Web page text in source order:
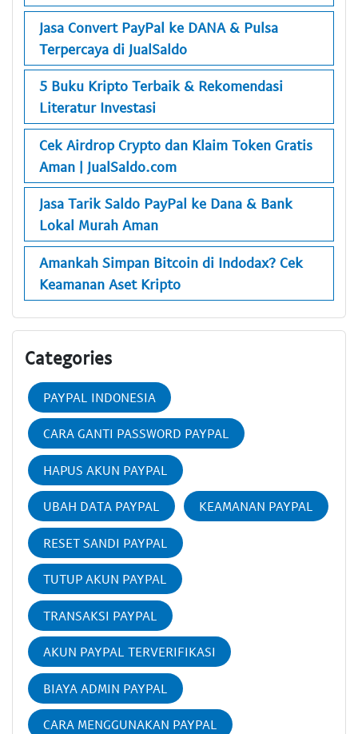
Jasa Convert PayPal ke DANA & Pulsa
Terpercaya di JualSaldo
5 Buku Kripto Terbaik & Rekomendasi
Literatur Investasi
Cek Airdrop Crypto dan Klaim Token Gratis
Aman | JualSaldo.com
Jasa Tarik Saldo PayPal ke Dana & Bank
Lokal Murah Aman
Amankah Simpan Bitcoin di Indodax? Cek
Keamanan Aset Kripto
Categories
PAYPAL INDONESIA
CARA GANTI PASSWORD PAYPAL
HAPUS AKUN PAYPAL
UBAH DATA PAYPAL KEAMANAN PAYPAL
RESET SANDI PAYPAL
TUTUP AKUN PAYPAL
TRANSAKSI PAYPAL
AKUN PAYPAL TERVERIFIKASI
BIAYA ADMIN PAYPAL
CARA MENGGUNAKAN PAYPAL